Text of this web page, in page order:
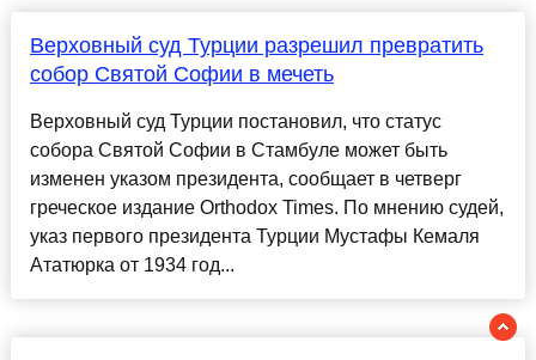
Верховный суд Турции разрешил превратить
собор Святой Софии в мечеть
Верховный суд Турции постановил, что статус
собора Святой Софии в Стамбуле может быть
изменен указом президента, сообщает в четверг
греческое издание Оrthodox Times. По мнению судей,
указ первого президента Турции Мустафы Кемаля
Ататюрка от 1934 год...